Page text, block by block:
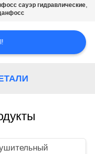
сауэр гидравлические,